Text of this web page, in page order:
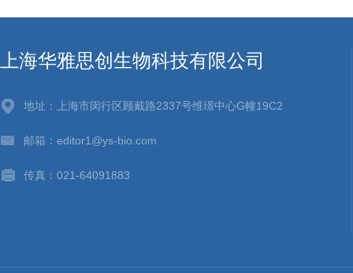
上海华雅思创生物科技有限公司
地址：上海市闵行区顾戴路2337号维璟中心G幢19C2
邮箱：editor1@ys-bio.com
传真：021-64091883